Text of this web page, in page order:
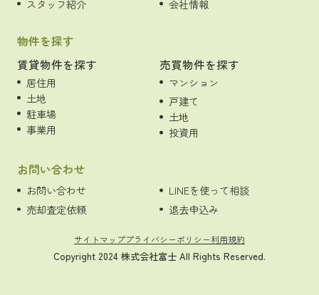
スタッフ紹介
会社情報
物件を探す
賃貸物件を探す
居住用
土地
駐車場
事業用
売買物件を探す
マンション
戸建て
土地
投資用
お問い合わせ
お問い合わせ
売却査定依頼
LINEを使って相談
退去申込み
サイトマッププライバシーポリシー利用規約
Copyright 2024 株式会社富士 All Rights Reserved.